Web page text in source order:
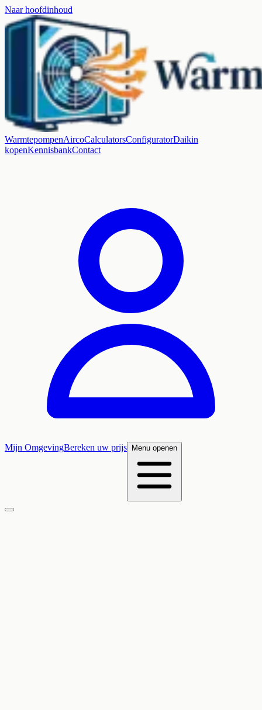
Naar hoofdinhoud
WarmtepompenAircoCalculatorsConfiguratorDaikin
kopenKennisbankContact
Mijn OmgevingBereken uw prijs Menu openen